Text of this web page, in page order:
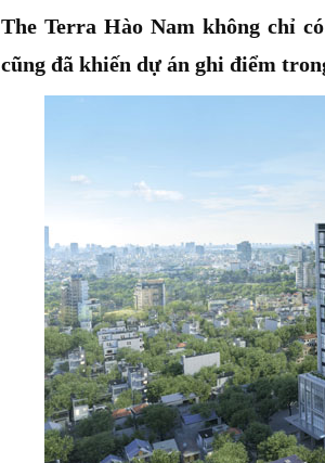
The Terra Hào Nam không chỉ
cũng đã khiến dự án ghi điểm